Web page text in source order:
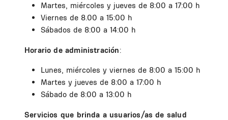
Martes, miércoles y jueves de 8:00 a 17:00 h
Viernes de 8.00 a 15:00 h
Sábados de 8:00 a 14:00 h
Horario de administración:
Lunes, miércoles y viernes de 8:00 a 15:00 h
Martes y jueves de 8:00 a 17:00 h
Sábado de 8:00 a 13:00 h
Servicios que brinda a usuarios/as de salud